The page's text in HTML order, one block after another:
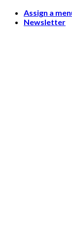
Skip
Assign a
Newsletter